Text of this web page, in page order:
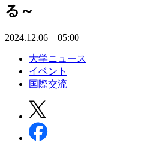
る～
2024.12.06 05:00
大学ニュース
イベント
国際交流